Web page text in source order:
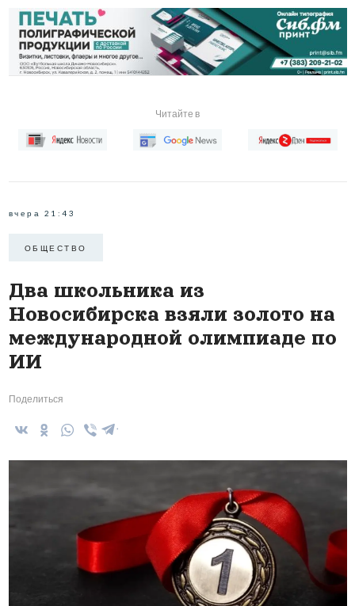
Читайте в
вчера 21:43
ОБЩЕСТВО
Два школьника из
Новосибирска взяли золото на
международной олимпиаде по
ИИ
Поделиться